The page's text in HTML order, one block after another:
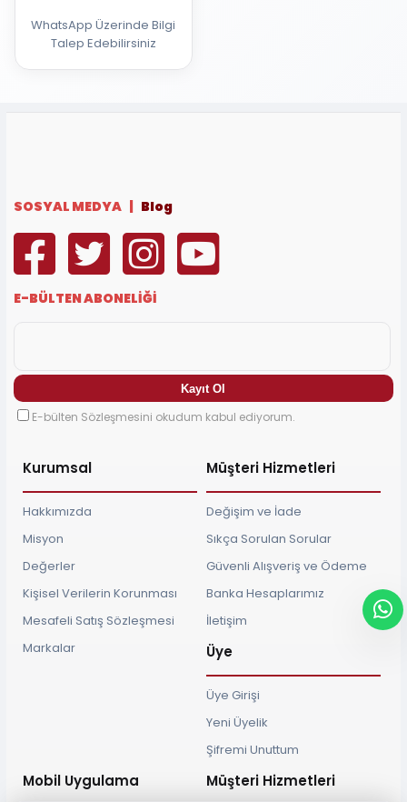
WhatsApp Üzerinde Bilgi
Talep Edebilirsiniz
SOSYAL MEDYA | Blog
E-BÜLTEN ABONELİĞİ
E-bülten Sözleşmesini okudum kabul ediyorum.
Kurumsal
Hakkımızda
Misyon
Değerler
Kişisel Verilerin Korunması
Mesafeli Satış Sözleşmesi
Markalar
Müşteri Hizmetleri
Değişim ve İade
Sıkça Sorulan Sorular
Güvenli Alışveriş ve Ödeme
Banka Hesaplarımız
İletişim
Üye
Üye Girişi
Yeni Üyelik
Şifremi Unuttum
Mobil Uygulama Müşteri Hizmetleri